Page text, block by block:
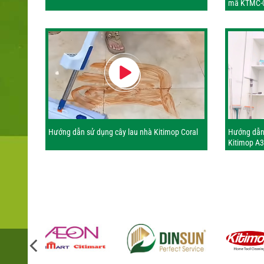
mã KTMC-
Hướng dẫn sử dụng cây lau nhà Kitimop Coral
Hướng
Kitimop A3